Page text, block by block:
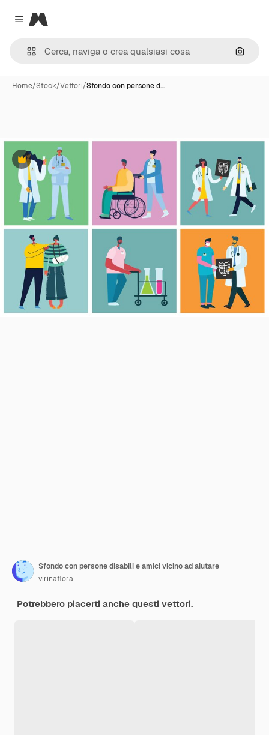
Close menu
Magnific
Cerca
Home/Stock/Vettori/Sfondo con persone d…
Premium
Sfondo con persone disabili e amici vicino ad aiutare
virinaflora
Potrebbero piacerti anche questi vettori.